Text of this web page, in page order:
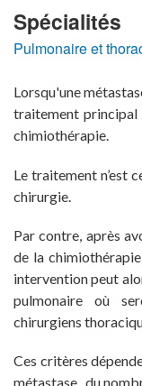
Spécialités
Pulmonaire et
Lorsqu'une
traitement principal
chimiothérapie.
Le traitement n’est
chirurgie.
Par contre, après
de la
intervention peut
pulmonaire où
chirurgiens
Ces critères
métastase, du